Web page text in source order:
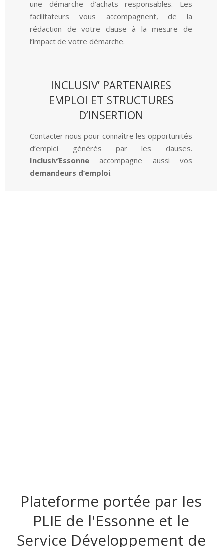
une démarche d’achats responsables. Les
facilitateurs vous accompagnent, de la
rédaction de votre clause à la mesure de
l’impact de votre démarche.
INCLUSIV’ PARTENAIRES
EMPLOI ET STRUCTURES
D’INSERTION
Contacter nous pour connaître les opportunités
d’emploi générés par les clauses.
Inclusiv’Essonne accompagne aussi vos
demandeurs d’emploi.
Plateforme portée par les
PLIE de l'Essonne et le
Service Développement de